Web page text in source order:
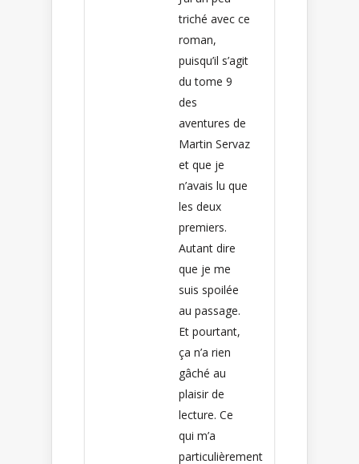
triché avec ce
roman,
puisqu’il s’agit
du tome 9
des
aventures de
Martin Servaz
et que je
n’avais lu que
les deux
premiers.
Autant dire
que je me
suis spoilée
au passage.
Et pourtant,
ça n’a rien
gâché au
plaisir de
lecture. Ce
qui m’a
particulièrement